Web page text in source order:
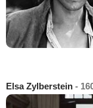
Elsa Zylberstein -